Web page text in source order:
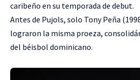
caribeño en su temporada de debut.
Antes de Pujols, solo Tony Peña
lograron la misma proeza,
del béisbol dominicano.